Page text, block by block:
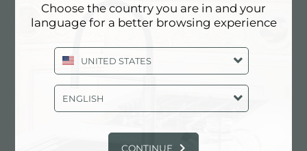
碳过滤网套件
主要服务中心
Choose the country you are in and your
language for a better browsing experience
UNITED STATES
ENGLISH
CONTINUE